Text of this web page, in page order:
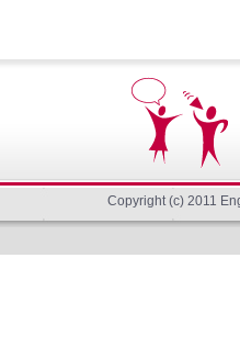
Copyright (c) 2011